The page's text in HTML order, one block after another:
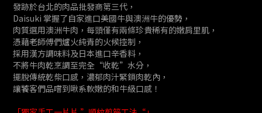
發跡於台北的肉品批發商第三代，
Daisuki 掌握了自家進口美國牛與澳洲牛的優勢，
肉質選用澳洲牛肉，每頭僅有兩條珍貴稀有的嫩肩里肌，
憑藉老師傅們爐火純青的火候控制，
採用漢方調味料及日本進口辛香料，
不將牛肉乾烹調至完全“收乾”水分，
擺脫傳統乾柴口感，濃郁肉汁緊鎖肉乾內，
讓饕客們品嚐到啾系軟嫩的和牛級口感！